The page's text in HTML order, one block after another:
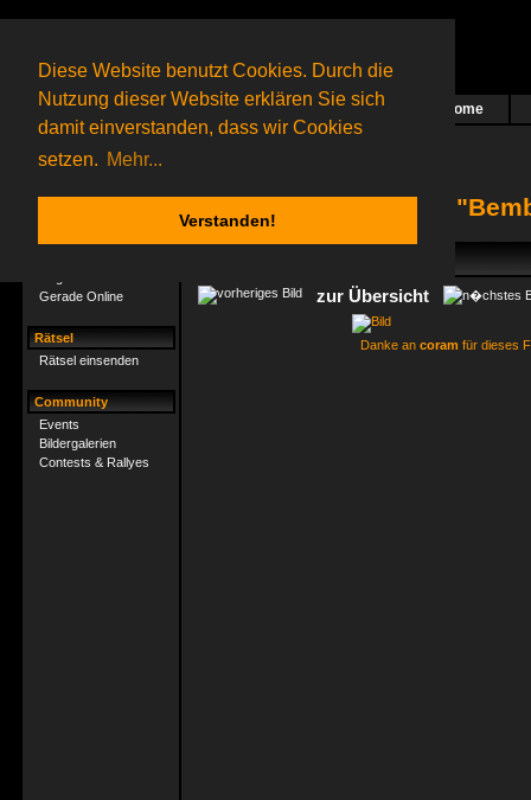
Diese Website benutzt Cookies. Durch die
Nutzung dieser Website erklären Sie sich
damit einverstanden, dass wir Cookies
setzen. Mehr...
Verstanden!
Das nächste Rätsel ist in Arbeit Home
27 Gagolganeronline(0 registrierte und 27 Gäste)
Gagolganer:
9732Rätsel online:
Bildergalerie
Gerade Online
Rätsel
Rätsel einsenden
Community
Events
Bildergalerien
Contests & Rallyes
zur Übersicht
Danke an coram für dieses